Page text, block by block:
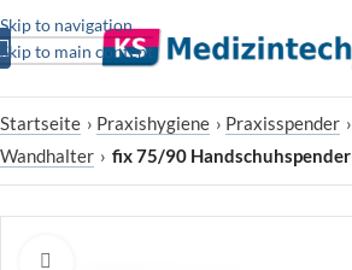
Skip to navigation
Skip to main content
Startseite › Praxishygiene › Praxisspender ›
Wandhalter › fix 75/90 Handschuhspender